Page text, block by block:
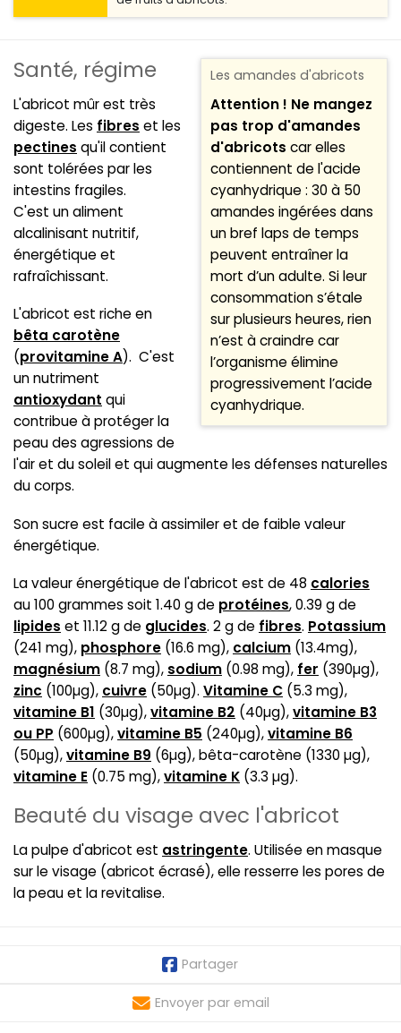
Les amandes d'abricots
Attention ! Ne mangez
pas trop d'amandes
d'abricots car elles
contiennent de l'acide
cyanhydrique : 30 à 50
amandes ingérées dans
un bref laps de temps
peuvent entraîner la
mort d’un adulte. Si leur
consommation s’étale
sur plusieurs heures, rien
n’est à craindre car
l’organisme élimine
progressivement l’acide
cyanhydrique.
Santé, régime
L'abricot mûr est très
digeste. Les fibres et les
pectines qu'il contient
sont tolérées par les
intestins fragiles.
C'est un aliment
alcalinisant nutritif,
énergétique et
rafraîchissant.
L'abricot est riche en
bêta carotène
(provitamine A). C'est
un nutriment
antioxydant qui
contribue à protéger la
peau des agressions de
l'air et du soleil et qui augmente les défenses naturelles
du corps.
Son sucre est facile à assimiler et de faible valeur
énergétique.
La valeur énergétique de l'abricot est de 48 calories
au 100 grammes soit 1.40 g de protéines, 0.39 g de
lipides et 11.12 g de glucides. 2 g de fibres. Potassium
(241 mg), phosphore (16.6 mg), calcium (13.4mg),
magnésium (8.7 mg),sodium (0.98 mg), fer (390µg),
zinc (100µg), cuivre (50µg). Vitamine C (5.3 mg),
vitamine B1 (30µg),vitamine B2 (40µg),vitamine B3
ou PP (600µg),vitamine B5 (240µg),vitamine B6
(50µg),vitamine B9 (6µg), bêta-carotène (1330 µg),
vitamine E (0.75 mg),vitamine K (3.3 µg).
Beauté du visage avec l'abricot
La pulpe d'abricot est astringente. Utilisée en masque
sur le visage (abricot écrasé), elle resserre les pores de
la peau et la revitalise.
Partager
Envoyer par email